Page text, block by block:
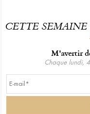
CETTE
M'avertir
Chaque lundi,